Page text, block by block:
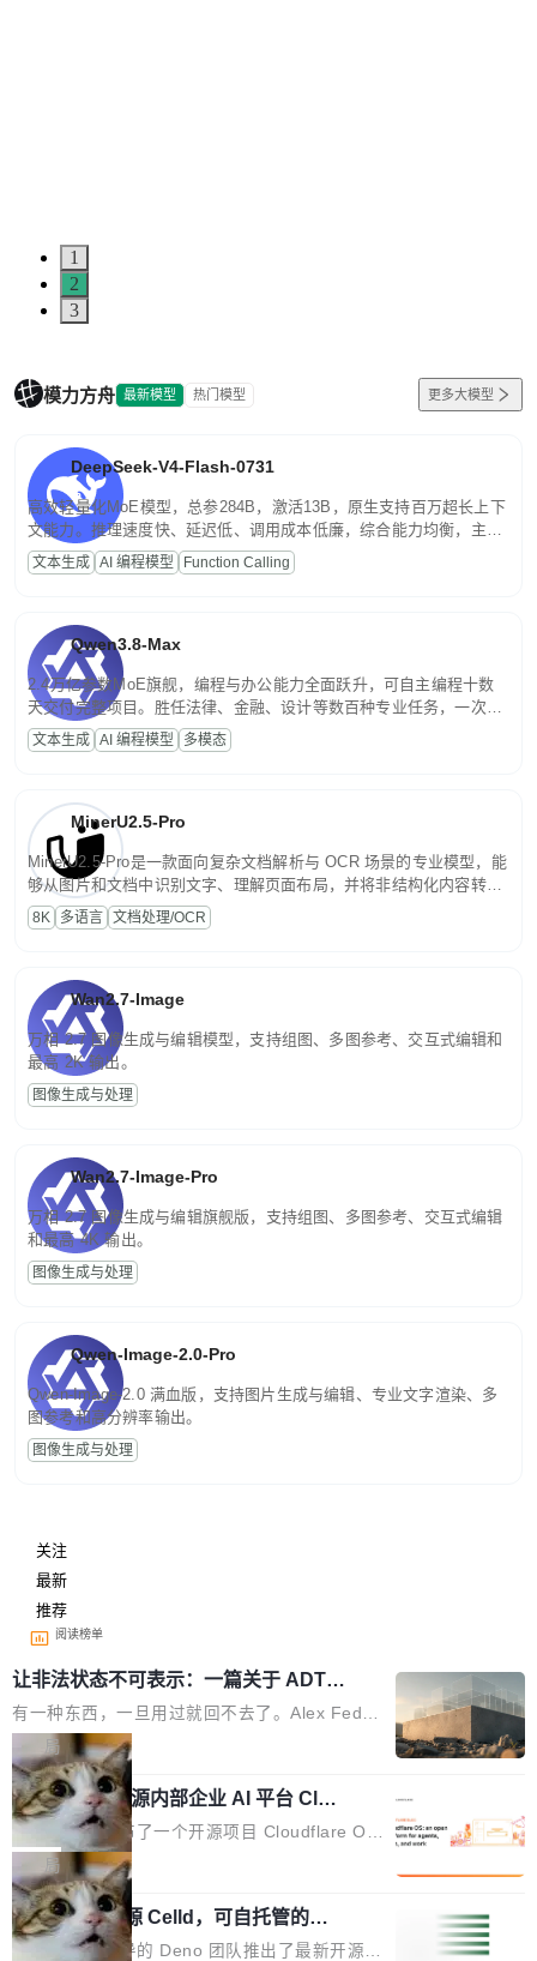
1
2
3
模力方舟 最新模型 热门模型 更多大模型
DeepSeek-V4-Flash-0731
高效轻量化MoE模型，总参284B，激活13B，原生支持百万超长上下
文能力。推理速度快、延迟低、调用成本低廉，综合能力均衡，主打
高并发、轻量化任务，适合日常对话、内容创作、基础 RAG、批量
文案处理等普惠刚需场景。
文本生成 AI 编程模型 Function Calling
Qwen3.8-Max
2.4万亿参数MoE旗舰，编程与办公能力全面跃升，可自主编程十数
天交付完整项目。胜任法律、金融、设计等数百种专业任务，一次对
话端到端交付生产级成果。原生视觉理解贯穿规划、执行与验证全流
程，支持超长文档与长视频的深度语义解析。长程任务中自主规划与
文本生成 AI 编程模型 多模态
MinerU2.5-Pro
MinerU2.5-Pro是一款面向复杂文档解析与 OCR 场景的专业模型，能
够从图片和文档中识别文字、理解页面布局，并将非结构化内容转换
为便于存储、检索和二次处理的结构化结果。
8K 多语言 文档处理/OCR
Wan2.7-Image
万相 2.7 图像生成与编辑模型，支持组图、多图参考、交互式编辑和
最高 2K 输出。
图像生成与处理
Wan2.7-Image-Pro
万相 2.7 图像生成与编辑旗舰版，支持组图、多图参考、交互式编辑
和最高 4K 输出。
图像生成与处理
Qwen-Image-2.0-Pro
Qwen-Image-2.0 满血版，支持图片生成与编辑、专业文字渲染、多
图参考和高分辨率输出。
图像生成与处理
关注
最新
推荐
阅读榜单
让非法状态不可表示：一篇关于 ADT
的帖子在 Reddit 火了
有一种东西，一旦用过就回不去了。Alex Fedos
eev 管它叫"软件设计的基石"。 他说的东西不新
鲜——代数数据类型（ADT），尤其是和类型
（sum type）。但他说清楚了一件事：这不是类
型系统的学术体操，是日常编码的思维方式。 文
章从一个简单的例子切入。一个网站的深色主题
设置，如果用布尔值 + 可空字段来表示——bool
ean 表示是否可切换，nullable 的默认模式、浅
色方案、深色方案——会产生大量无意义的组
局
Cloudflare 开源内部企业 AI 平台 Clou
dflare OS
Cloudflare 发布了一个开源项目 Cloudflare O
S。如果你只看官方博客，你会觉得这是又一
个"AI 知识库 + 聊天机器人"——每个大厂都在
做，没什么新鲜的。 但 Kenton Varda 在 Twitte
r 上把事情说清楚了： 今天我们发布了 Cloudfla
局
Deno 团队开源 Celld，可自托管的分
布式 Durable Objects
Ryan Dahl 领导的 Deno 团队推出了最新开源项